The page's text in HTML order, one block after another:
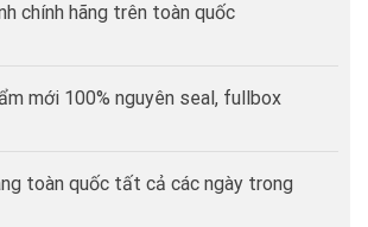
chính hãng trên toàn quốc
mới 100% nguyên seal, fullbox
toàn quốc tất cả các ngày trong